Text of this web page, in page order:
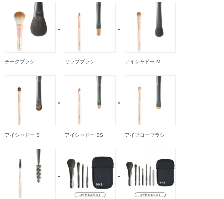
チークブラシ リップブラシ アイシャドー M
アイシャドー S アイシャドー SS アイブローブラシ